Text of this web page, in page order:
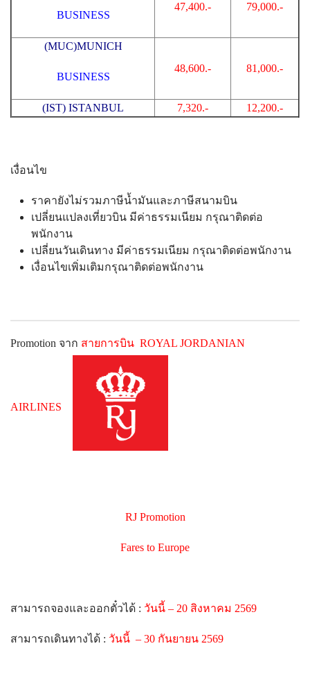
BUSINESS
47,400.- 79,000.-
(MUC)MUNICH
BUSINESS
48,600.- 81,000.-
(IST) ISTANBUL 7,320.- 12,200.-
เงื่อนไข
ราคายังไม่รวมภาษีน้ำมันและภาษีสนามบิน
เปลี่ยนแปลงเที่ยวบิน มีค่าธรรมเนียม กรุณาติดต่อ
พนักงาน
เปลี่ยนวันเดินทาง มีค่าธรรมเนียม กรุณาติดต่อพนักงาน
เงื่อนไขเพิ่มเติมกรุณาติดต่อพนักงาน
Promotion จาก สายการบิน ROYAL JORDANIAN
AIRLINES
RJ Promotion
Fares to Europe
สามารถจองและออกตั๋วได้ : วันนี้ – 20 สิงหาคม 2569
สามารถเดินทางได้ : วันนี้ – 30 กันยายน 2569